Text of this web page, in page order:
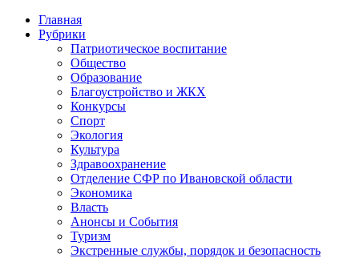
Главная
Рубрики
Патриотическое воспитание
Общество
Образование
Благоустройство и ЖКХ
Конкурсы
Спорт
Экология
Культура
Здравоохранение
Отделение СФР по Ивановской области
Экономика
Власть
Анонсы и События
Туризм
Экстренные службы, порядок и безопасность